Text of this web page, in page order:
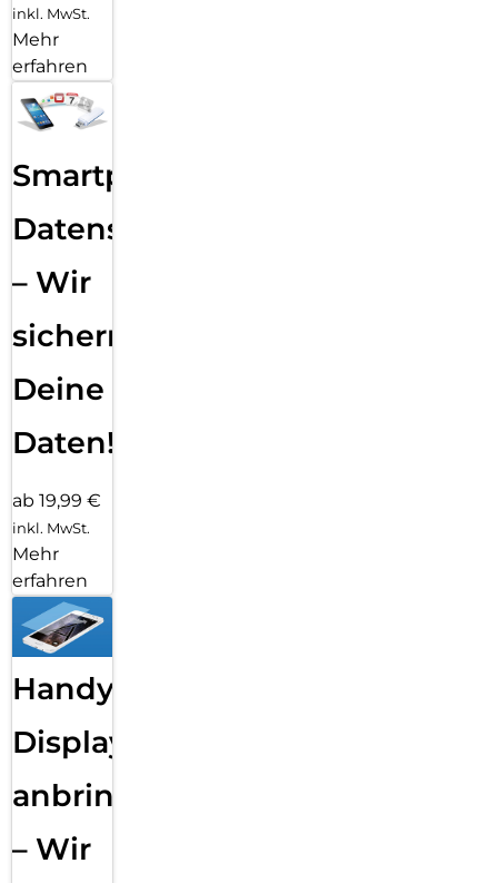
inkl. MwSt.
Mehr
erfahren
Smartphone
Datensicherung
– Wir
sichern
Deine
Daten!
ab 19,99 €
inkl. MwSt.
Mehr
erfahren
Handy
Displayfolie
anbringen
– Wir